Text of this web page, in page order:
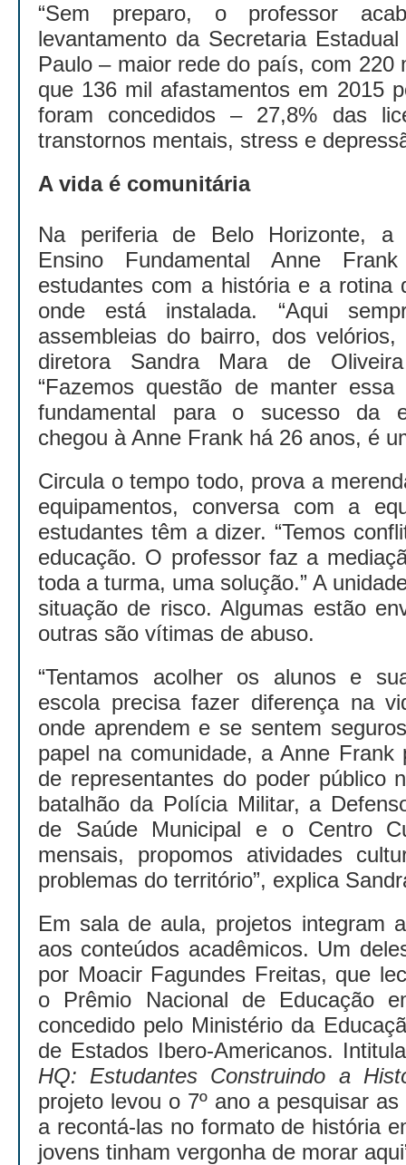
“Sem preparo, o professor
levantamento da Secretaria
Paulo – maior rede do país, com 220
que 136 mil afastamentos em 2015
foram concedidos – 27,8% das
transtornos mentais, stress e
A vida é comunitária
Na periferia de Belo Horizonte, a
Ensino Fundamental Anne
estudantes com a história e a rotina
onde está instalada. “Aqui
assembleias do bairro, dos
diretora Sandra Mara de
“Fazemos questão de manter
fundamental para o sucesso da
chegou à Anne Frank há 26 anos, é
Circula o tempo todo, prova a
equipamentos, conversa com a
estudantes têm a dizer. “Temos
educação. O professor faz a
toda a turma, uma solução.” A
situação de risco. Algumas estão
outras são vítimas de abuso.
“Tentamos acolher os alunos e
escola precisa fazer diferença na
onde aprendem e se sentem
papel na comunidade, a Anne Frank
de representantes do poder público
batalhão da Polícia Militar, a
de Saúde Municipal e o Centro
mensais, propomos atividades
problemas do território”, explica
Em sala de aula, projetos integram
aos conteúdos acadêmicos. Um
por Moacir Fagundes Freitas, que
o Prêmio Nacional de Educação
concedido pelo Ministério da
de Estados Ibero-Americanos.
HQ: Estudantes Construindo a
projeto levou o 7º ano a pesquisar
a recontá-las no formato de história
jovens tinham vergonha de morar